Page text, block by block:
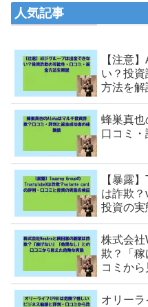
人気記事
【注意
い？投
方法を解
蜂巣真也
口コミ
【暴露
は詐欺
投資の実
株式会
欺？「稼
コミか
オリー